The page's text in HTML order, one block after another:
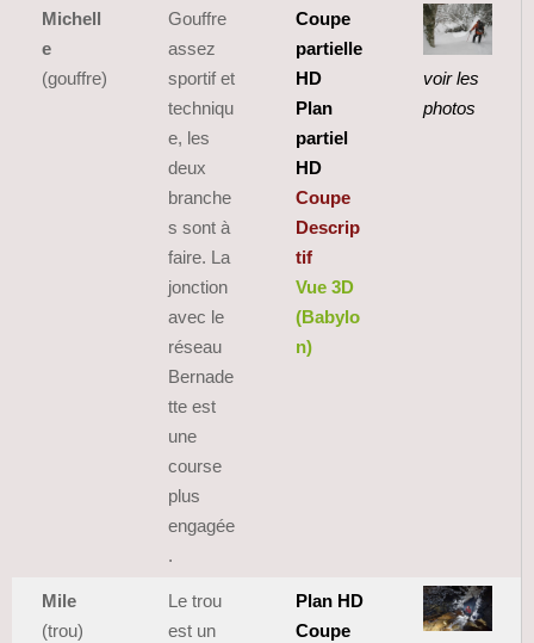
Michell
e
(gouffre)
Gouffre
assez
sportif et
techniqu
e, les
deux
branche
s sont à
faire. La
jonction
avec le
réseau
Bernade
tte est
une
course
plus
engagée
.
Coupe
partielle
HD
Plan
partiel
HD
Coupe
Descrip
tif
Vue 3D
(Babylo
n)
voir les
photos
Mile
(trou)
Le trou
est un
Plan HD
Coupe